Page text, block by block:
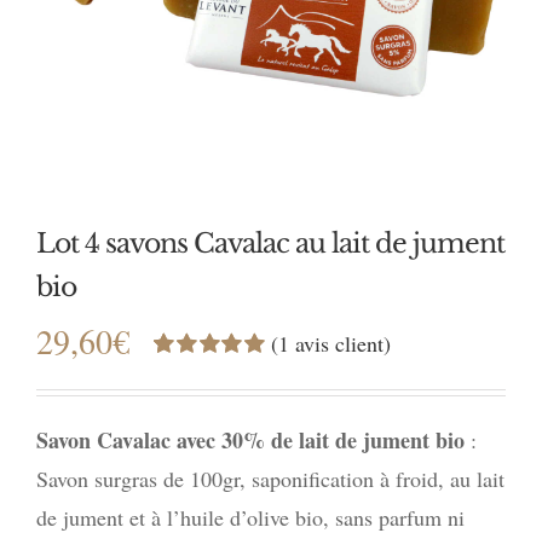
Lot 4 savons Cavalac au lait de jument
bio
29,60€
5 basé sur
client
(1 avis client)
Savon Cavalac avec 30% de lait de jument bio :
Savon surgras de 100gr, saponification à froid, au lait
de jument et à l’huile d’olive bio, sans parfum ni